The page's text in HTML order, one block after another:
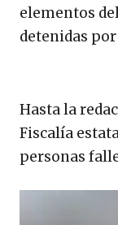
elementos
detenidas
Hasta la
Fiscalía
personas